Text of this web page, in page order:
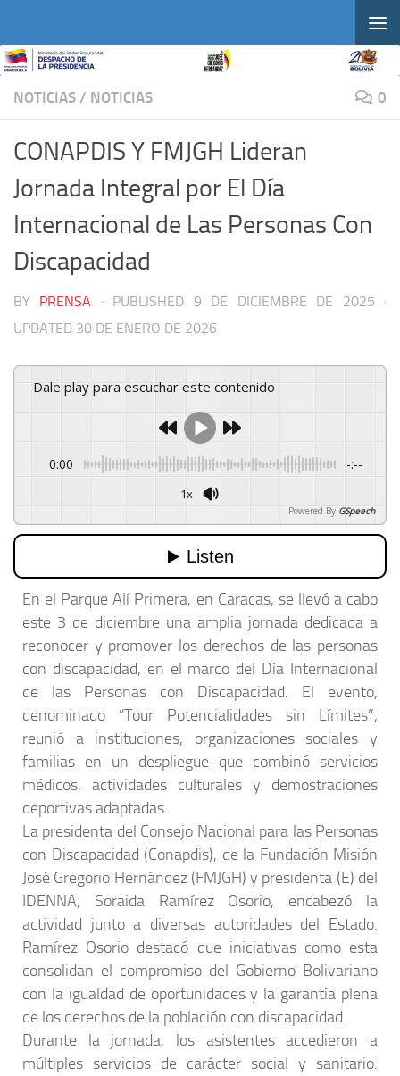
NOTICIAS / NOTICIAS 0
CONAPDIS Y FMJGH Lideran
Jornada Integral por El Día
Internacional de Las Personas Con
Discapacidad
BY PRENSA · PUBLISHED 9 DE DICIEMBRE DE 2025 ·
UPDATED 30 DE ENERO DE 2026
Dale play para escuchar este contenido
0:00 -:--
1x
Powered By GSpeech
En el Parque Alí Primera, en Caracas, se llevó a cabo
este 3 de diciembre una amplia jornada dedicada a
reconocer y promover los derechos de las personas
con discapacidad, en el marco del Día Internacional
de las Personas con Discapacidad. El evento,
denominado “Tour Potencialidades sin Límites”,
reunió a instituciones, organizaciones sociales y
familias en un despliegue que combinó servicios
médicos, actividades culturales y demostraciones
deportivas adaptadas.
La presidenta del Consejo Nacional para las Personas
con Discapacidad (Conapdis), de la Fundación Misión
José Gregorio Hernández (FMJGH) y presidenta (E) del
IDENNA, Soraida Ramírez Osorio, encabezó la
actividad junto a diversas autoridades del Estado.
Ramírez Osorio destacó que iniciativas como esta
consolidan el compromiso del Gobierno Bolivariano
con la igualdad de oportunidades y la garantía plena
de los derechos de la población con discapacidad.
Durante la jornada, los asistentes accedieron a
múltiples servicios de carácter social y sanitario: